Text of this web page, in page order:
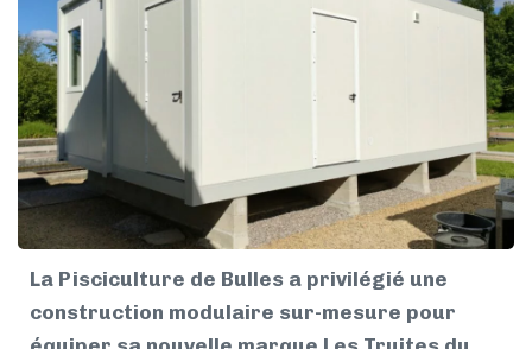
La Pisciculture de Bulles a privilégié une
construction modulaire sur-mesure pour